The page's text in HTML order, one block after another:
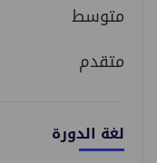
متوسط
متقدم
لغة الدورة